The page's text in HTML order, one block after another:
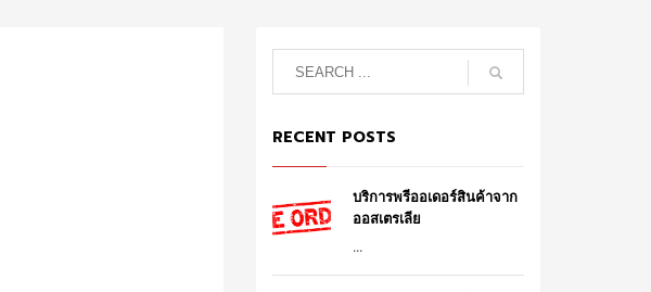
RECENT POSTS
บริการพรีออเดอร์สินค้าจาก
ออสเตรเลีย
...